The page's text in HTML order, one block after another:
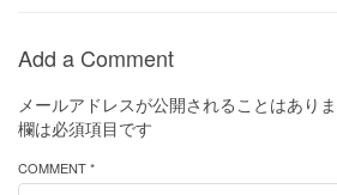
Add a Comment
メールアドレスが公開されることはありま
欄は必須項目です
COMMENT *